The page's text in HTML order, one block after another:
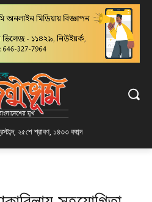
, ২৫শে শ্রাবণ, ১৪৩৩ বঙ্গাব্দ